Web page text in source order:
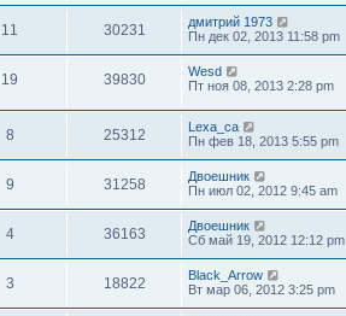
11 30231
дмитрий 1973
Пн дек 02, 2013 11:58 pm
19 39830
Wesd
Пт ноя 08, 2013 2:28 pm
8 25312
Lexa_ca
Пн фев 18, 2013 5:55 pm
9 31258
Двоешник
Пн июл 02, 2012 9:45 am
4 36163
Двоешник
Сб май 19, 2012 12:12 pm
3 18822
Black_Arrow
Вт мар 06, 2012 3:25 pm